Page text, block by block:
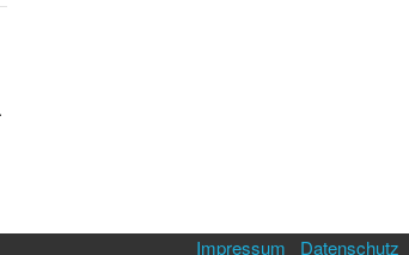
Impressum Datenschutz